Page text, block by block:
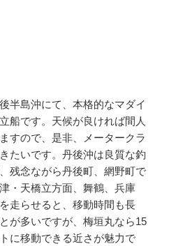
半島沖にて、本格的なマダイ
船です。天候が良ければ間人
すので、是非、メータークラ
たいです。丹後沖は良質な釣
残念ながら丹後町、網野町で
・天橋立方面、舞鶴、兵庫
走らせると、移動時間も長
が多いですが、梅垣丸なら15
に移動できる近さが魅力で